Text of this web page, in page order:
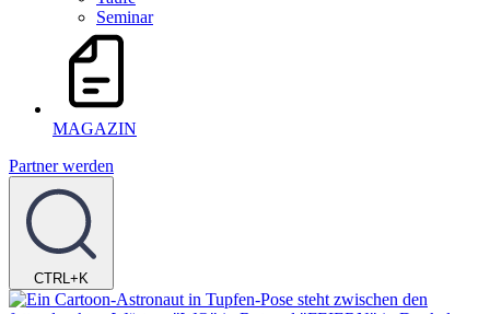
Seminar
MAGAZIN
Partner werden
CTRL+K